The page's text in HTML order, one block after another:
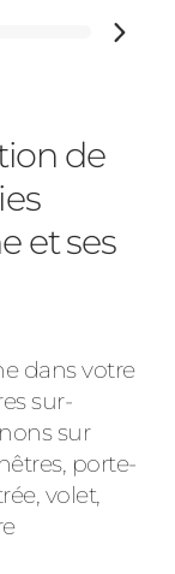
de
et ses
dans votre
sur-
sur
porte-
volet,